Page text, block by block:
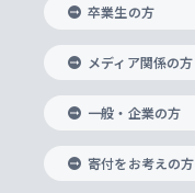
総合グローバ
国際教養学部
理工学部
データサイエ
海外で学ぶ
神学研究科
実践宗教学
助産学専攻科
生涯学習
比較文化研究
ヨーロッパ
アジア文化
ハラスメン
障がいのあ
キャリア形
就職（内定
住まいのサポ
交換留学生(海
ノンディグリ
Sophia Short-
上智大学の
ソフィア・
上智大学と
上智大学を
国連Weeks
上智大学公式
学校法人上智
数字で見る上
卒業生の方
メディア関係の方
一般・企業の方
寄付をお考えの方